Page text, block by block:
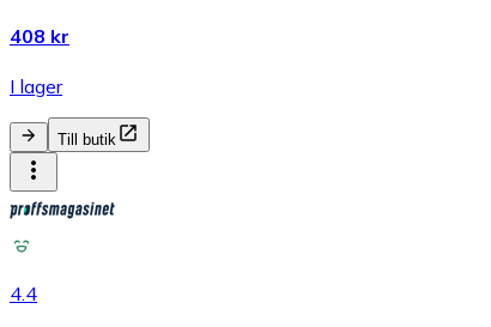
408 kr
I lager
Till butik
4.4